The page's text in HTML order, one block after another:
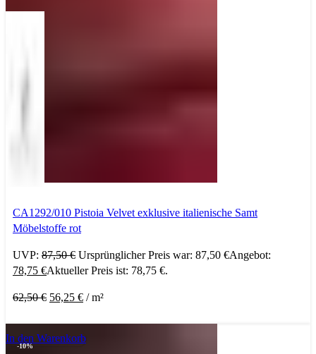
CA1292/010 Pistoia Velvet exklusive italienische Samt
Möbelstoffe rot
UVP: 87,50€ Ursprünglicher Preis war: 87,50 €Angebot:
78,75 €Aktueller Preis ist: 78,75 €.
62,50€ 56,25 € /m²
-10%
In den Warenkorb